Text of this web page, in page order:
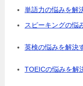
単語力の悩みを解
スピーキングの悩
英検の悩みを解決
TOEICの悩みを解